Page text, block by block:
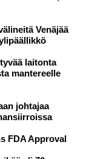
Venäjää
laitonta
mantereelle
johtajaa
FDA Approval